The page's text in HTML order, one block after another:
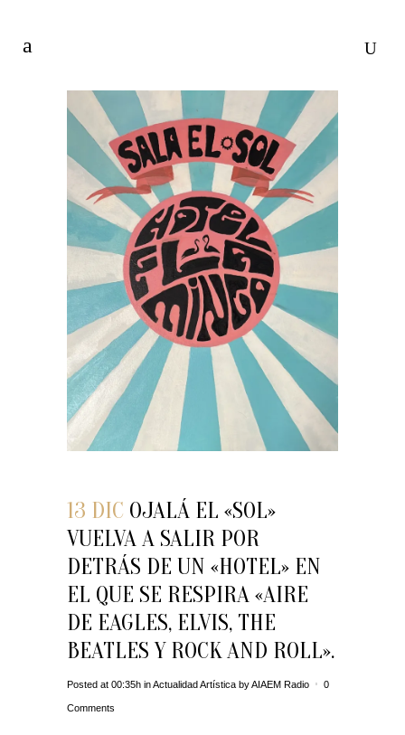
13 DIC OJALÁ EL «SOL»
VUELVA A SALIR POR
DETRÁS DE UN «HOTEL» EN
EL QUE SE RESPIRA «AIRE
DE EAGLES, ELVIS, THE
BEATLES Y ROCK AND ROLL».
Posted at 00:35h inActualidad Artística byAIAEM Radio 0
Comments